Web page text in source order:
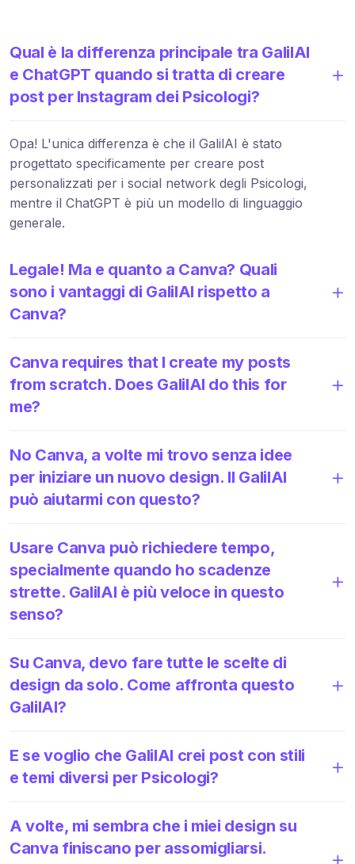
Qual è la differenza principale tra GalilAI
e ChatGPT quando si tratta di creare
post per Instagram dei Psicologi?
Opa! L'unica differenza è che il GalilAI è stato
progettato specificamente per creare post
personalizzati per i social network degli Psicologi,
mentre il ChatGPT è più un modello di linguaggio
generale.
Legale! Ma e quanto a Canva? Quali
sono i vantaggi di GalilAI rispetto a
Canva?
Canva requires that I create my posts
from scratch. Does GalilAI do this for
me?
No Canva, a volte mi trovo senza idee
per iniziare un nuovo design. Il GalilAI
può aiutarmi con questo?
Usare Canva può richiedere tempo,
specialmente quando ho scadenze
strette. GalilAI è più veloce in questo
senso?
Su Canva, devo fare tutte le scelte di
design da solo. Come affronta questo
GalilAI?
E se voglio che GalilAI crei post con stili
e temi diversi per Psicologi?
A volte, mi sembra che i miei design su
Canva finiscano per assomigliarsi.